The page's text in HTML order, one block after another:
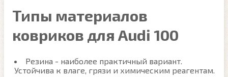
Типы материалов
ковриков для Audi 100
Резина - наиболее практичный вариант.
Устойчива к влаге, грязи и химическим реагентам.